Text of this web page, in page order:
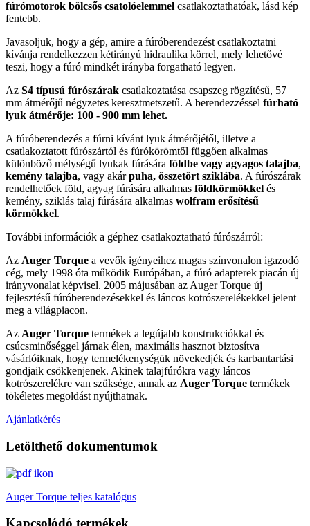
fúrómotorok bölcsős csatolóelemmel csatlakoztathatóak, lásd kép
fentebb.
Javasoljuk, hogy a gép, amire a fúróberendezést csatlakoztatni
kívánja rendelkezzen kétirányú hidraulika körrel, mely lehetővé
teszi, hogy a fúró mindkét irányba forgatható legyen.
Az S4 típusú fúrószárak csatlakoztatása csapszeg rögzítésű, 57
mm átmérőjű négyzetes keresztmetszetű. A berendezzéssel fúrható
lyuk átmérője: 100 - 900 mm lehet.
A fúróberendezés a fúrni kívánt lyuk átmérőjétől, illetve a
csatlakoztatott fúrószártól és fúrókörömtől függően alkalmas
különböző mélységű lyukak fúrására földbe vagy agyagos talajba,
kemény talajba, vagy akárpuha, összetört sziklába. A fúrószárak
rendelhetőek föld, agyag fúrására alkalmas földkörmökkel és
kemény, sziklás talaj fúrására alkalmas wolfram erősítésű
körmökkel.
További információk a géphez csatlakoztatható fúrószárról:
Az Auger Torque a vevők igényeihez magas színvonalon igazodó
cég, mely 1998 óta működik Európában, a fúró adapterek piacán új
irányvonalat képvisel. 2005 májusában az Auger Torque új
fejlesztésű fúróberendezésekkel és láncos kotrószerelékekkel jelent
meg a világpiacon.
Az Auger Torque termékek a legújabb konstrukciókkal és
csúcsminőséggel járnak élen, maximális hasznot biztosítva
vásárlóiknak, hogy termelékenységük növekedjék és karbantartási
gondjaik csökkenjenek. Akinek talajfúrókra vagy láncos
kotrószerelékre van szüksége, annak az Auger Torque termékek
tökéletes megoldást nyújthatnak.
Ajánlatkérés
Letölthető dokumentumok
Auger Torque teljes katalógus